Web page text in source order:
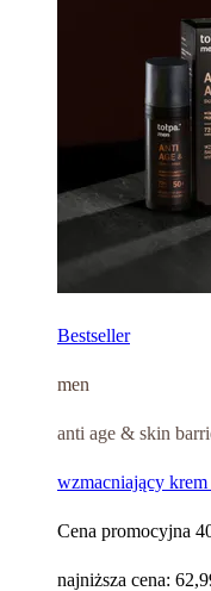
Bestseller
men
anti age & skin
wzmacniający
Cena promocyjna
najniższa cena: